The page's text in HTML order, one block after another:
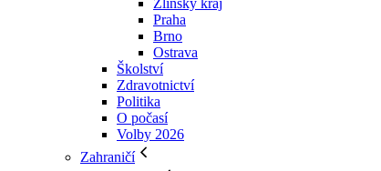
Zlínský kraj
Praha
Brno
Ostrava
Školství
Zdravotnictví
Politika
O počasí
Volby 2026
Zahraničí